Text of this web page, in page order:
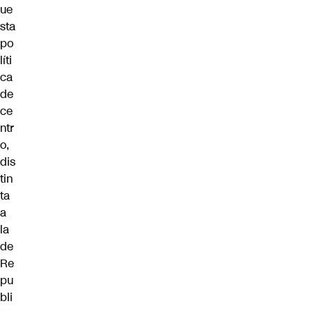
ue
sta
po
líti
ca
de
ce
ntr
o,
dis
tin
ta
a
la
de
Re
pu
bli